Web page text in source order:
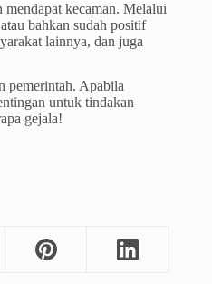
kecaman. Melalui
bahkan sudah positif
lainnya, dan juga
pemerintah. Apabila
untuk tindakan
gejala!